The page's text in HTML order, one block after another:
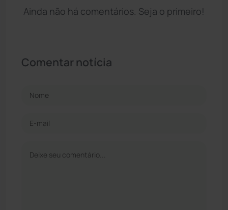
Ainda não há comentários. Seja o primeiro!
Comentar notícia